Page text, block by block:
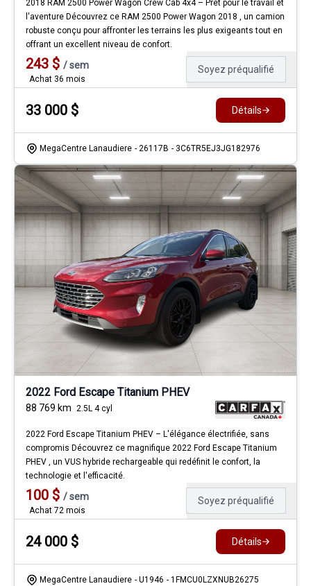
2018 RAM 2500 Power Wagon Crew Cab 4x4 – Prêt pour le travail et
l'aventure Découvrez ce RAM 2500 Power Wagon 2018 , un camion
robuste conçu pour affronter les terrains les plus exigeants tout en
offrant un excellent niveau de confort.
243 $ /sem
Achat 36 mois
Soyez préqualifié
33 000 $ Détails
MegaCentre Lanaudiere - 26117B - 3C6TR5EJ3JG182976
2022 Ford Escape Titanium PHEV
88 769 km 2.5L 4 cyl
2022 Ford Escape Titanium PHEV – L'élégance électrifiée, sans
compromis Découvrez ce magnifique 2022 Ford Escape Titanium
PHEV , un VUS hybride rechargeable qui redéfinit le confort, la
technologie et l'efficacité.
100 $ /sem
Achat 72 mois
Soyez préqualifié
24 000 $ Détails
MegaCentre Lanaudiere - U1946 - 1FMCU0LZXNUB26275